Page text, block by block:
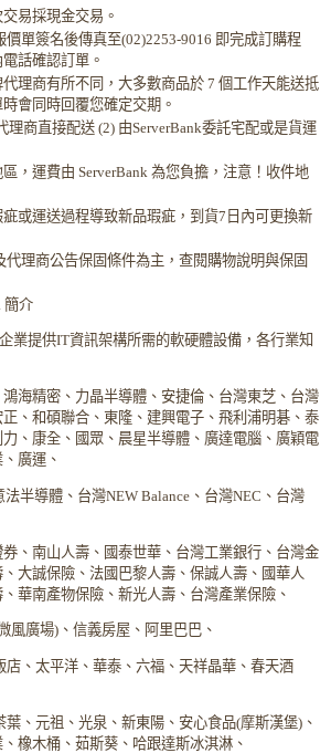
易採現金交易。
單簽名後傳真至(02)2253-9016 即完成訂購程
話確認訂單。
理商有所不同，大多數商品於 7 個工作天能送抵
會同時回覆您確定交期。
理商直接配送 (2) 由ServerBank委託宅配或是貨運
，運費由 ServerBank 為您負擔，注意！收件地
或運送過程導致新品瑕疵，到貨7日內可更換新
代理商公告保固條件為主，查閱購物說明與保固
簡介
業提供IT資訊架構所需的軟硬體設備，各行業知
海精密、力晶半導體、安捷倫、台灣東芝、台灣
、和碩聯合、東隆、建興電子、飛利浦明碁、泰
、康全、國眾、晨星半導體、廣達電腦、廣穎電
廣運、
半導體、台灣NEW Balance、台灣NEC、台灣
、南山人壽、國泰世華、台灣工業銀行、台灣金
大誠保險、法國巴黎人壽、保誠人壽、國華人
華南產物保險、新光人壽、台灣產業保險、
風廣場)、信義房屋、阿里巴巴、
店、太平洋、華泰、六福、天祥晶華、春天酒
、元祖、光泉、新東陽、安心食品(摩斯漢堡)、
橡木桶、茹斯葵、哈跟達斯冰淇淋、